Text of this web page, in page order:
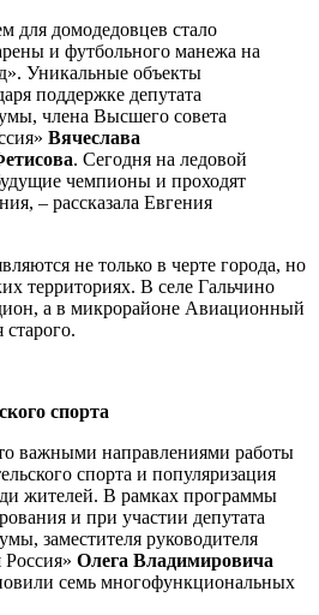
для домодедовцев стало
и футбольного манежа на
Уникальные объекты
поддержке депутата
члена Высшего совета
Вячеслава
. Сегодня на ледовой
чемпионы и проходят
– рассказала Евгения
не только в черте города, но
территориях. В селе Гальчино
а в микрорайоне Авиационный
старого.
спорта
важными направлениями работы
спорта и популяризация
жителей. В рамках программы
и при участии депутата
заместителя руководителя
Олега Владимировича
семь многофункциональных